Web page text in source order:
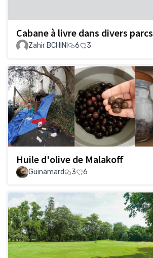
Cabane à livre dans divers parcs
Zahir BCHINI
6 3
Huile d'olive de Malakoff
Guinamard
3 6